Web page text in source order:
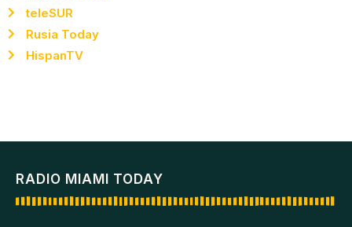
teleSUR
Rusia Today
HispanTV
RADIO MIAMI TODAY